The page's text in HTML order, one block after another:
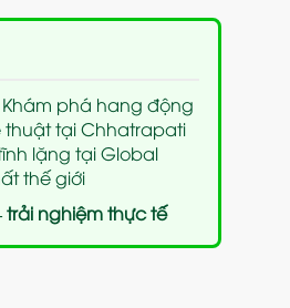
phá hang động
thuật tại Chhatrapati
lặng tại Global
thế giới
trải nghiệm thực tế